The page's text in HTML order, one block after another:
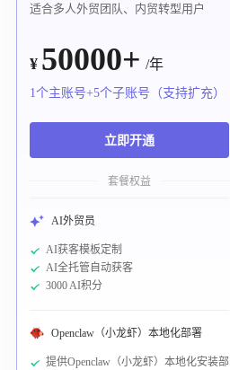
适合多人外贸团队、内贸转型用户
¥ 50000+ /年
1个主账号+5个子账号（支持扩充）
立即开通
套餐权益
AI外贸员
AI获客模板定制
AI全托管自动获客
3000 AI积分
Openclaw（小龙虾）本地化部署
提供Openclaw（小龙虾）本地化安装部